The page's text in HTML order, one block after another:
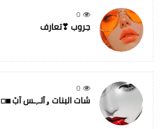
0
جروب ❣تعارف
0
شات البنات ۅآتـ,ـس آبْ ◼◻